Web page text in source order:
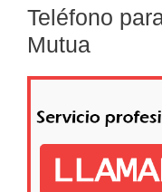
Teléfono
Mutua